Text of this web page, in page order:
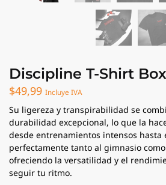
Discipline T-Shirt
$49,99 Incluye IVA
Su ligereza y transpirabilidad se
durabilidad excepcional, lo que la
desde entrenamientos intensos hasta
perfectamente tanto al gimnasio
ofreciendo la versatilidad y el
seguir tu ritmo.